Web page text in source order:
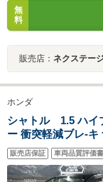
無
料
販売店： ネクステー
ホンダ
シャトル 1.5 ハイ
ー 衝突軽減ブレ-
ETC エンジンプ
格納ミラー クル
滑り防止装置 ド
販売店保証 車両品質評価